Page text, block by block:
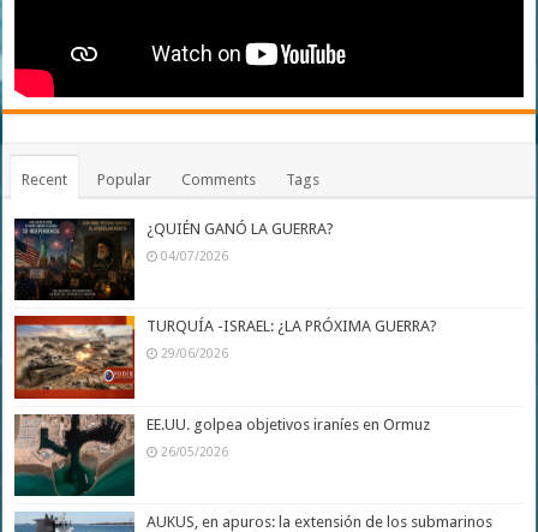
Recent Popular Comments Tags
¿QUIÉN GANÓ LA GUERRA?
04/07/2026
TURQUÍA -ISRAEL: ¿LA PRÓXIMA GUERRA?
29/06/2026
EE.UU. golpea objetivos iraníes en Ormuz
26/05/2026
AUKUS, en apuros: la extensión de los submarinos